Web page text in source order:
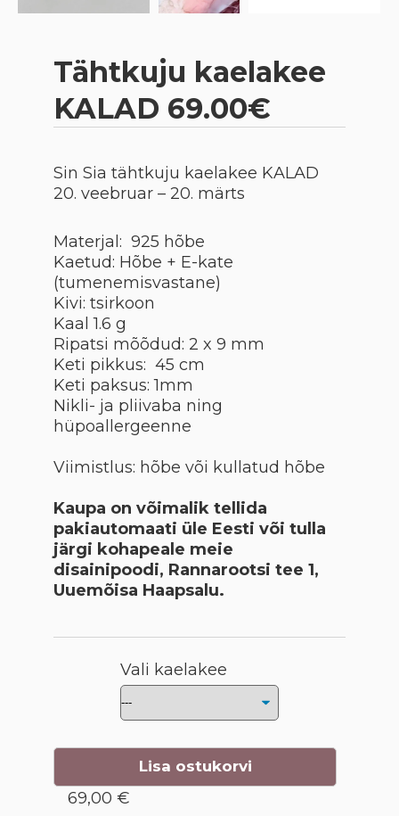
Tähtkuju kaelakee
KALAD 69.00€
Sin Sia tähtkuju kaelakee KALAD
20. veebruar – 20. märts
Materjal: 925 hõbe
Kaetud: Hõbe + E-kate
(tumenemisvastane)
Kivi: tsirkoon
Kaal 1.6 g
Ripatsi mõõdud: 2 x 9 mm
Keti pikkus: 45 cm
Keti paksus: 1mm
Nikli- ja pliivaba ning
hüpoallergeenne
Viimistlus: hõbe või kullatud hõbe
Kaupa on võimalik tellida
pakiautomaati üle Eesti või tulla
järgi kohapeale meie
disainipoodi, Rannarootsi tee 1,
Uuemõisa Haapsalu.
Vali kaelakee
Lisa ostukorvi
69,00 €